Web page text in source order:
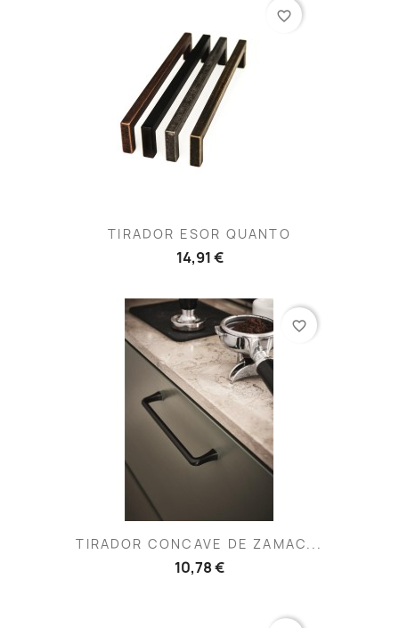
TIRADOR ESOR QUANTO
14,91 €
favorite_border
TIRADOR CONCAVE DE ZAMAC...
10,78 €
favorite_border